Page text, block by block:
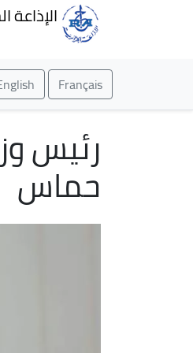
الإذاعة
Français
رئيس
حماس